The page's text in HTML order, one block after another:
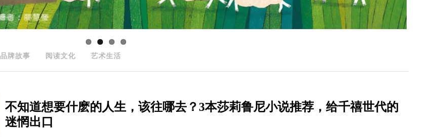
品牌故事 阅读文化 艺术生活
不知道想要什麽的人生，该往哪去？3本莎莉鲁尼小说推荐，给千禧世代的
迷惘出口